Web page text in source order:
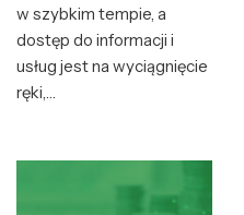
w szybkim tempie, a
dostęp do informacji i
usług jest na wyciągnięcie
ręki,…